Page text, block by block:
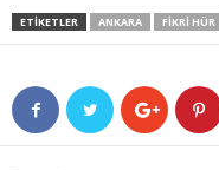
ETIKETLER ANKARA FIKRI HÜR